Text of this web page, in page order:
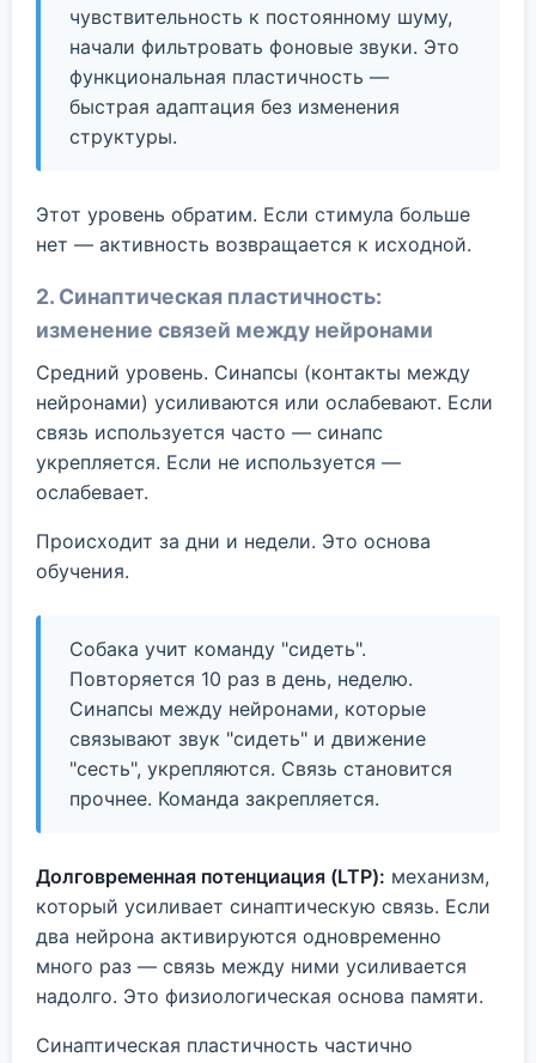
чувствительность к постоянному шуму,
начали фильтровать фоновые звуки. Это
функциональная пластичность —
быстрая адаптация без изменения
структуры.
Этот уровень обратим. Если стимула больше
нет — активность возвращается к исходной.
2. Синаптическая пластичность:
изменение связей между нейронами
Средний уровень. Синапсы (контакты между
нейронами) усиливаются или ослабевают. Если
связь используется часто — синапс
укрепляется. Если не используется —
ослабевает.
Происходит за дни и недели. Это основа
обучения.
Собака учит команду "сидеть".
Повторяется 10 раз в день, неделю.
Синапсы между нейронами, которые
связывают звук "сидеть" и движение
"сесть", укрепляются. Связь становится
прочнее. Команда закрепляется.
Долговременная потенциация (LTP): механизм,
который усиливает синаптическую связь. Если
два нейрона активируются одновременно
много раз — связь между ними усиливается
надолго. Это физиологическая основа памяти.
Синаптическая пластичность частично